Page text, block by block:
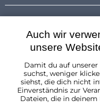
Österreich
Auch wir
unsere
Damit du auf unserer
suchst, weniger
siehst, die dich nicht
Einverständnis zur
Dateien, die in